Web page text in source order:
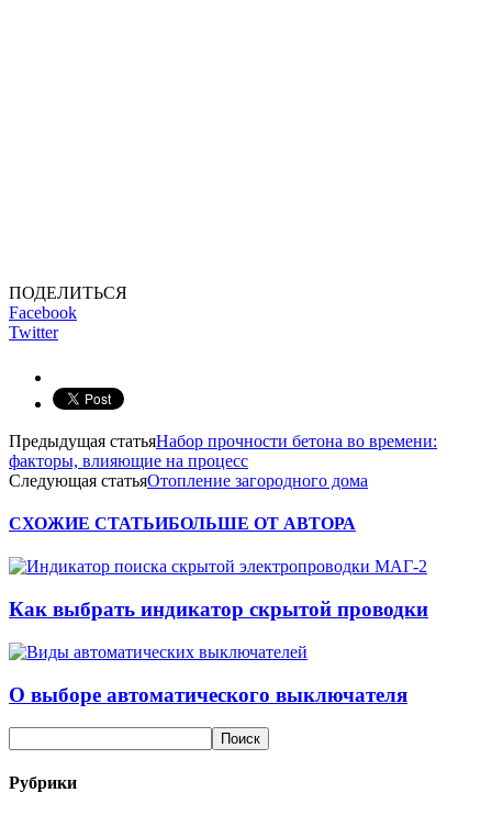
ПОДЕЛИТЬСЯ
Facebook
Twitter
Предыдущая статьяНабор прочности бетона во времени:
факторы, влияющие на процесс
Следующая статьяОтопление загородного дома
СХОЖИЕ СТАТЬИБОЛЬШЕ ОТ АВТОРА
Как выбрать индикатор скрытой проводки
О выборе автоматического выключателя
Рубрики